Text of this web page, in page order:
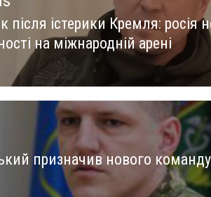
після істерики Кремля: росія
на міжнародній арені
призначив нового